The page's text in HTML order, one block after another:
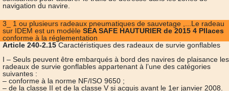
navigation du navire.
3_ 1 ou plusieurs radeaux pneumatiques de sauvetage ,...Le radeau
sur IDEM est un modèle SEA SAFE HAUTURIER de 2015 4 Pllaces
conforme à la réglementation
Article 240-2.15 Caractéristiques des radeaux de survie gonflables
I – Seuls peuvent être embarqués à bord des navires de plaisance les
radeaux de survie gonflables appartenant à l’une des catégories
suivantes :
– conforme à la norme NF/ISO 9650 ;
– de la classe II et de la classe V si acquis avant le 1er janvier 2008.